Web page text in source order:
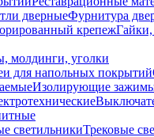
дверныеФурнитура
крепеж
молдинги, уголки
для напольных покрытий
Изолирующие
светильникиТрековые